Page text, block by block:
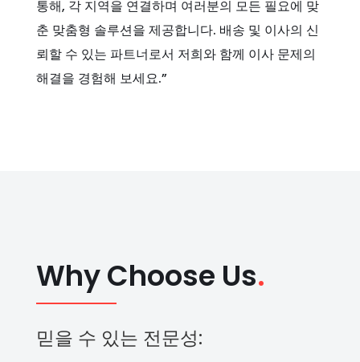
통해, 각 지역을 연결하며 여러분의 모든 필요에 맞
춘 맞춤형 솔루션을 제공합니다. 배송 및 이사의 신
뢰할 수 있는 파트너로서 저희와 함께 이사 문제의
해결을 경험해 보세요.”
Why Choose Us.
믿을 수 있는 전문성: